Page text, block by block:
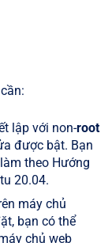
lập với non-root
được bật. Bạn
theo Hướng
20.04.
máy chủ
bạn có thể
chủ web